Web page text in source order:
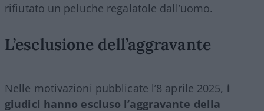
rifiutato un peluche regalatole dall’uomo.
L’esclusione dell’aggravante
Nelle motivazioni pubblicate l’8 aprile 2025, i
giudici hanno escluso l’aggravante della